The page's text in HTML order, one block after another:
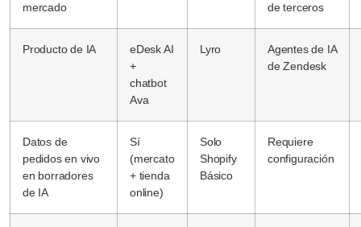
mercado
de terceros
Producto de IA
eDesk AI
+
chatbot
Ava
Lyro
Agentes de IA
de Zendesk
Datos de
pedidos en vivo
en borradores
de IA
Sí
(mercato
+ tienda
online)
Solo
Shopify
Básico
Requiere
configuración